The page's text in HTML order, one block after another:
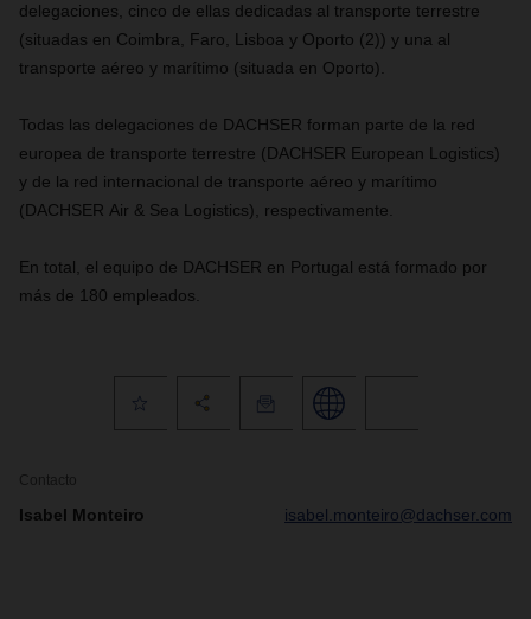
delegaciones, cinco de ellas dedicadas al transporte terrestre
(situadas en Coimbra, Faro, Lisboa y Oporto (2)) y una al
transporte aéreo y marítimo (situada en Oporto).
Todas las delegaciones de DACHSER forman parte de la red
europea de transporte terrestre (DACHSER European Logistics)
y de la red internacional de transporte aéreo y marítimo
(DACHSER Air & Sea Logistics), respectivamente.
En total, el equipo de DACHSER en Portugal está formado por
más de 180 empleados.
Contacto
Isabel Monteiro isabel.monteiro@dachser.com